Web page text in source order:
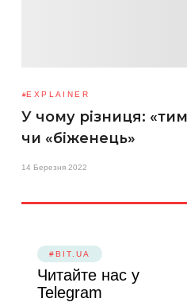
EXPLAINER
У чому різниця:
чи «біженець»
14 Березня 2022
#BIT.UA
Читайте нас у
Telegram